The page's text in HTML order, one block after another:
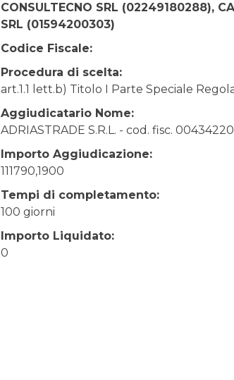
CONSULTECNO SRL (02249180288),
SRL (01594200303)
Codice Fiscale:
Procedura di scelta:
art.1.1 lett.b) Titolo I Parte Speciale
Aggiudicatario Nome:
ADRIASTRADE S.R.L. - cod. fisc.
Importo Aggiudicazione:
111790,1900
Tempi di completamento:
100 giorni
Importo Liquidato:
0